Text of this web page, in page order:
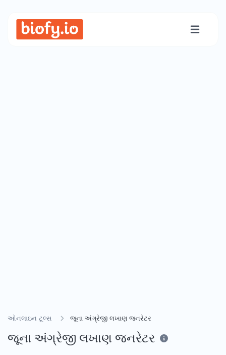
ઓનલાઇન ટૂલ્સ જૂના અંગ્રેજી લખાણ જનરેટર
જૂના અંગ્રેજી લખાણ જનરેટર